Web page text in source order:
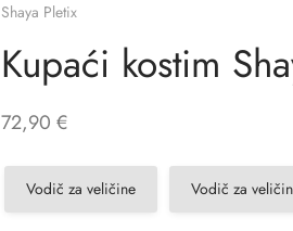
Shaya Pletix
Kupaći kostim
72,90 €
Vodič za veličine Vodič za